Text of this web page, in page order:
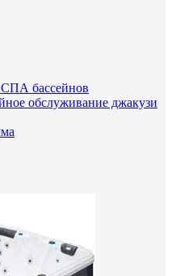
СПА бассейнов
обслуживание джакузи